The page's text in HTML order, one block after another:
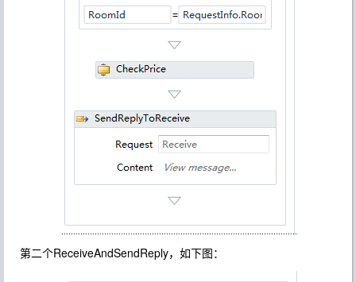
第二个ReceiveAndSendReply，如下图：